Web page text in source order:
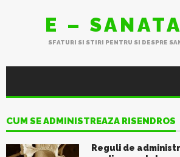
E –
SFATURI SI STIRI PENTRU SI DESPRE
CUM SE ADMINISTREAZA RISENDROS
Reguli de